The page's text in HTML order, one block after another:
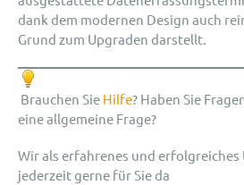
dank dem modernen Design auch
Grund zum Upgraden darstellt.
Brauchen Sie Hilfe? Haben Sie
eine allgemeine Frage?
Wir als erfahrenes und
jederzeit gerne für Sie da